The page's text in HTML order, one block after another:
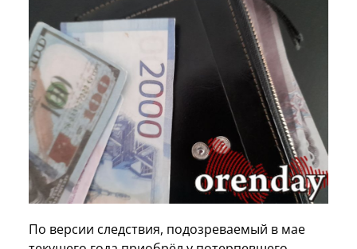
По версии следствия, подозреваемый в мае